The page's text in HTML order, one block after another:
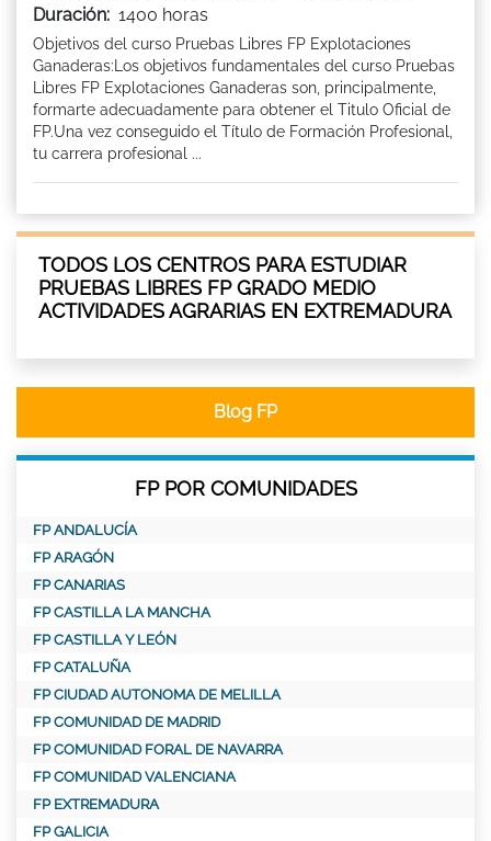
Duración: 1400 horas
Objetivos del curso Pruebas Libres FP Explotaciones
Ganaderas:Los objetivos fundamentales del curso Pruebas
Libres FP Explotaciones Ganaderas son, principalmente,
formarte adecuadamente para obtener el Titulo Oficial de
FP.Una vez conseguido el Título de Formación Profesional,
tu carrera profesional ...
TODOS LOS CENTROS PARA ESTUDIAR
PRUEBAS LIBRES FP GRADO MEDIO
ACTIVIDADES AGRARIAS EN EXTREMADURA
Blog FP
FP POR COMUNIDADES
FP ANDALUCÍA
FP ARAGÓN
FP CANARIAS
FP CASTILLA LA MANCHA
FP CASTILLA Y LEÓN
FP CATALUÑA
FP CIUDAD AUTONOMA DE MELILLA
FP COMUNIDAD DE MADRID
FP COMUNIDAD FORAL DE NAVARRA
FP COMUNIDAD VALENCIANA
FP EXTREMADURA
FP GALICIA